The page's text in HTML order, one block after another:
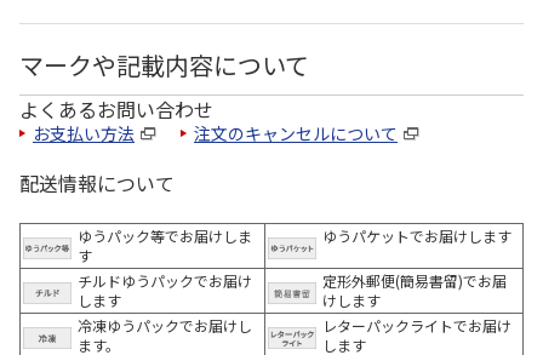
マークや記載内容について
よくあるお問い合わせ
お支払い方法 注文のキャンセルについて
配送情報について
ゆうパック等でお届けしま
す
ゆうパケットでお届けします
チルドゆうパックでお届け
します
定形外郵便(簡易書留)でお届
けします
冷凍ゆうパックでお届けし
ます。
レターパックライトでお届け
します